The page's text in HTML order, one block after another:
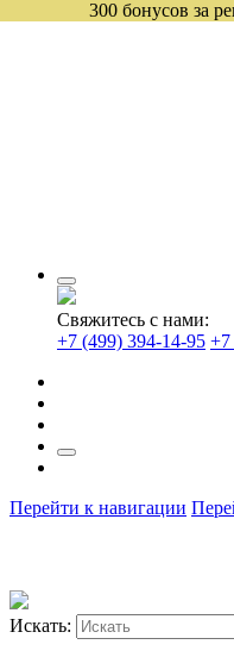
Свяжитесь с нами:
+7 (499) 394-14-95 +7
Перейти к навигации
Искать:
300 бонусов за